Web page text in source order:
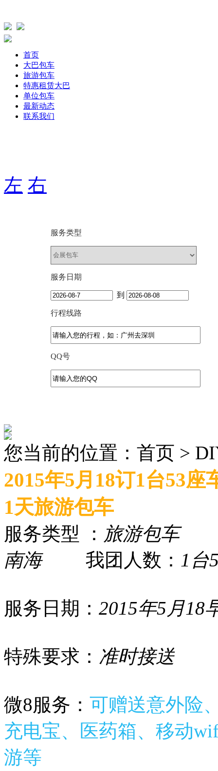
首页
大巴包车
旅游包车
特惠租赁大巴
单位包车
最新动态
联系我们
左 右
服务类型
服务日期
到
行程线路
QQ号
您当前的位置：首页 >
2015年5月18订1台53
1天旅游包车
服务类型 ： 旅游包车行
南海我团人数： 1台
服务日期： 2015年5月18
特殊要求： 准时接送
微8服务： 可赠送意外险
充电宝、医药箱、移动
游等